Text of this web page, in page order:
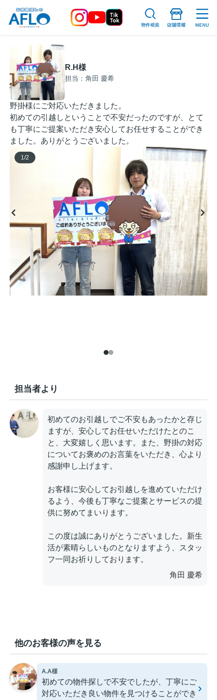
R.H様
担当：角田 慶希
野掛様にご対応いただきました。
初めての引越しということで不安だったのですが、とて
も丁寧にご提案いただき安心してお任せすることができ
ました。ありがとうございました。
1 /2
担当者より
初めてのお引越しでご不安もあったかと存じ
ますが、安心してお任せいただけたとのこ
と、大変嬉しく思います。また、野掛の対応
についてお褒めのお言葉をいただき、心より
感謝申し上げます。
お客様に安心してお引越しを進めていただけ
るよう、今後も丁寧なご提案とサービスの提
供に努めてまいります。
この度は誠にありがとうございました。新生
活が素晴らしいものとなりますよう、スタッ
フ一同お祈りしております。
角田 慶希
他のお客様の声を見る
A.A様
初めての物件探しで不安でしたが、丁寧にご
対応いただき良い物件を見つけることができ